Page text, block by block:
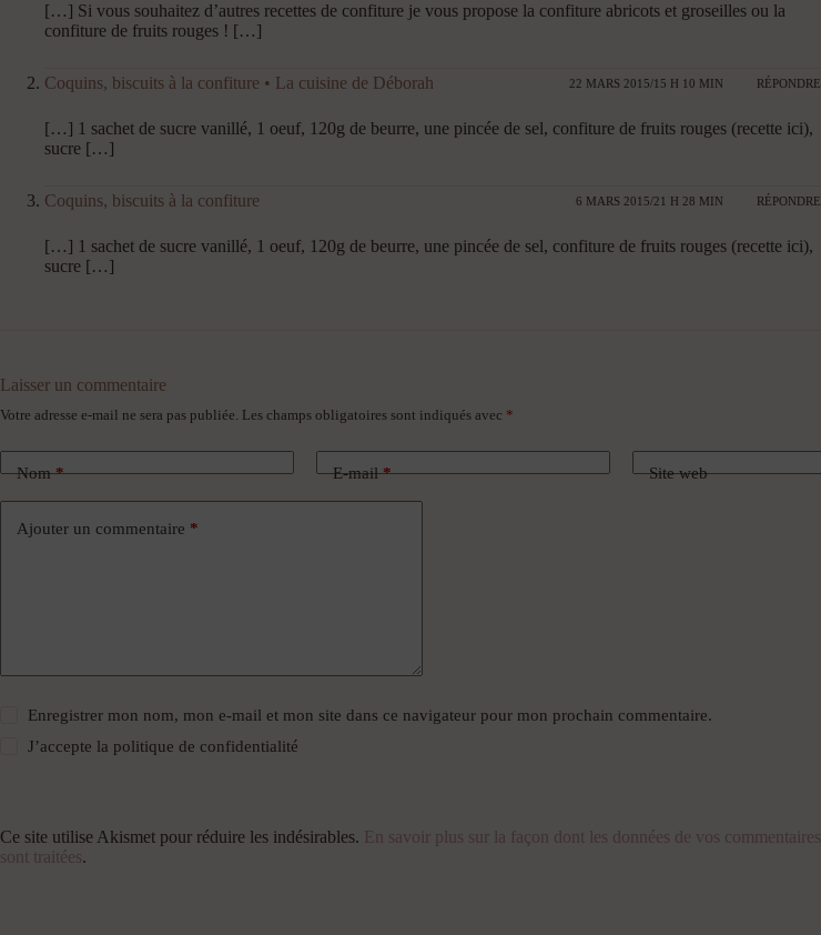
[…] Si vous souhaitez d’autres recettes de confiture je vous propose la confiture abricots et groseilles ou la
confiture de fruits rouges ! […]
Coquins, biscuits à la confiture • La cuisine de Déborah 22 MARS 2015/15 H 10 MIN RÉPONDRE
[…] 1 sachet de sucre vanillé, 1 oeuf, 120g de beurre, une pincée de sel, confiture de fruits rouges (recette ici),
sucre […]
Coquins, biscuits à la confiture 6 MARS 2015/21 H 28 MIN RÉPONDRE
[…] 1 sachet de sucre vanillé, 1 oeuf, 120g de beurre, une pincée de sel, confiture de fruits rouges (recette ici),
sucre […]
Laisser un commentaire
Votre adresse e-mail ne sera pas publiée. Les champs obligatoires sont indiqués avec *
Nom* E-mail* Site web
Ajouter un commentaire *
Enregistrer mon nom, mon e-mail et mon site dans ce navigateur pour mon prochain commentaire.
J’accepte la politique de confidentialité
Ce site utilise Akismet pour réduire les indésirables. En savoir plus sur la façon dont les données de vos commentaires
sont traitées.